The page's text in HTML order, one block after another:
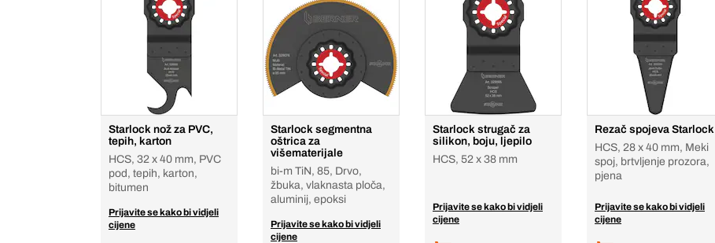
Starlock nož za PVC,
tepih, karton
HCS, 32 x 40 mm, PVC
pod, tepih, karton,
bitumen
Prijavite se kako bi vidjeli
cijene
Starlock segmentna
oštrica za
višematerijale
bi-m TiN, 85, Drvo,
žbuka, vlaknasta ploča,
aluminij, epoksi
Prijavite se kako bi vidjeli
cijene
Starlock strugač za
silikon, boju, ljepilo
HCS, 52 x 38 mm
Prijavite se kako bi vidjeli
cijene
Rezač spojeva Starlock
HCS, 28 x 40 mm, Meki
spoj, brtvljenje prozora,
pjena
Prijavite se kako bi vidjeli
cijene